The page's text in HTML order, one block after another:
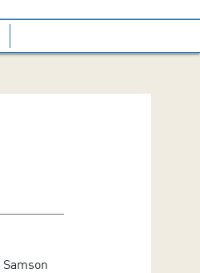
Samson